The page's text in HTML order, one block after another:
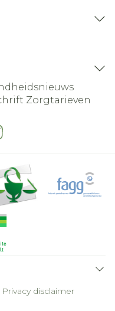
Zorgtarieven
Privacy disclaimer